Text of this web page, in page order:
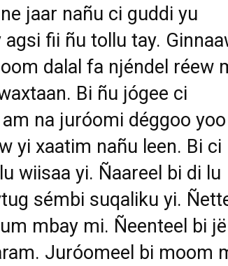
jaar nañu ci guddi yu
agsi fii ñu tollu tay.
dalal fa njéndel réew
Bi ñu jógee ci
na juróomi déggoo yoo
yi xaatim nañu leen. Bi ci
wiisaa yi. Ñaareel bi di lu
sémbi suqaliku yi.
mbay mi. Ñeenteel bi
Juróomeel bi moom